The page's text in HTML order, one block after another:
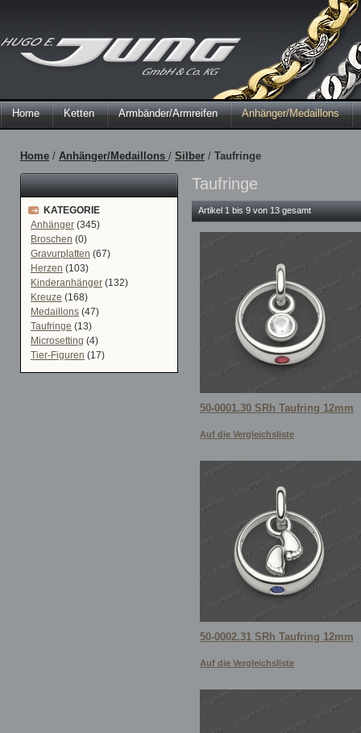
Home Ketten Armbänder/Armreifen Anhänger/Medaillons
Home / Anhänger/Medaillons / Silber / Taufringe
Taufringe
Artikel 1 bis 9 von 13 gesamt
50-0001.30 SRh Taufring 12mm
Auf die Vergleichsliste
50-0002.31 SRh Taufring 12mm
Auf die Vergleichsliste
KATEGORIE
Anhänger (345)
Broschen (0)
Gravurplatten (67)
Herzen (103)
Kinderanhänger (132)
Kreuze (168)
Medaillons (47)
Taufringe (13)
Microsetting (4)
Tier-Figuren (17)